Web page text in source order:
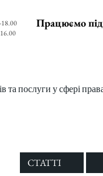
Працюємо
послуги у сфері
СТАТТІ